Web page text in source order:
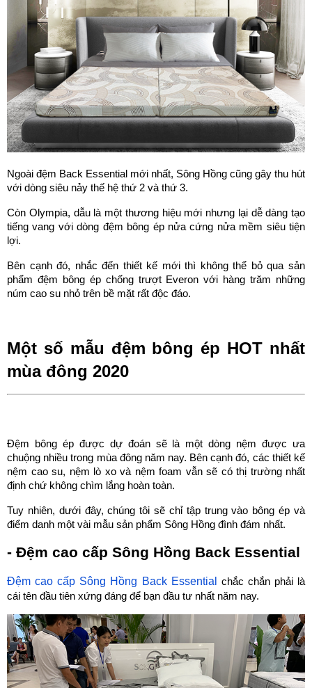
Ngoài đệm Back Essential mới nhất, Sông Hồng cũng gây thu hút
với dòng siêu nảy thế hệ thứ 2 và thứ 3.
Còn Olympia, dẫu là một thương hiệu mới nhưng lại dễ dàng tạo
tiếng vang với dòng đệm bông ép nửa cứng nửa mềm siêu tiện
lợi.
Bên cạnh đó, nhắc đến thiết kế mới thì không thể bỏ qua sản
phẩm đệm bông ép chống trượt Everon với hàng trăm những
núm cao su nhỏ trên bề mặt rất độc đáo.
Một số mẫu đệm bông ép HOT nhất
mùa đông 2020
Đệm bông ép được dự đoán sẽ là một dòng nệm được ưa
chuộng nhiều trong mùa đông năm nay. Bên cạnh đó, các thiết kế
nệm cao su, nệm lò xo và nệm foam vẫn sẽ có thị trường nhất
định chứ không chìm lắng hoàn toàn.
Tuy nhiên, dưới đây, chúng tôi sẽ chỉ tập trung vào bông ép và
điểm danh một vài mẫu sản phẩm Sông Hồng đình đám nhất.
- Đệm cao cấp Sông Hồng Back Essential
Đệm cao cấp Sông Hồng Back Essential
chắc chắn phải là
cái tên đầu tiên xứng đáng để bạn đầu tư nhất năm nay.